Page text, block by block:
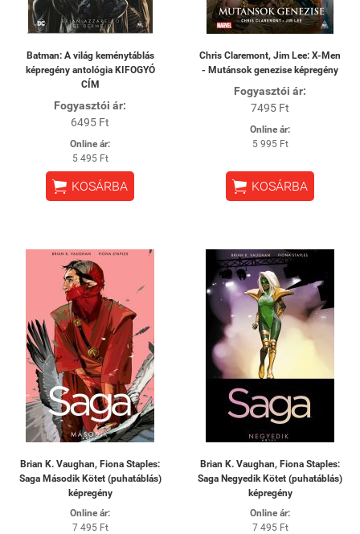
Batman: A világ keménytáblás
képregény antológia KIFOGYÓ
CÍM
Fogyasztói ár:
6495 Ft
Online ár:
5 495 Ft
 KOSÁRBA
Chris Claremont, Jim Lee: X-Men
- Mutánsok genezise képregény
Fogyasztói ár:
7495 Ft
Online ár:
5 995 Ft
 KOSÁRBA
Brian K. Vaughan, Fiona Staples:
Saga Második Kötet (puhatáblás)
képregény
Online ár:
7 495 Ft
Brian K. Vaughan, Fiona Staples:
Saga Negyedik Kötet (puhatáblás)
képregény
Online ár:
7 495 Ft